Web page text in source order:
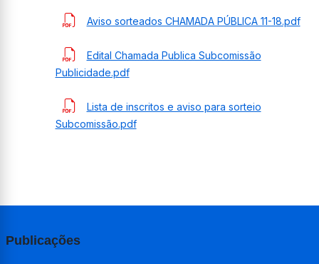
Aviso sorteados CHAMADA PÚBLICA 11-18.pdf
Edital Chamada Publica Subcomissão
Publicidade.pdf
Lista de inscritos e aviso para sorteio
Subcomissão.pdf
Publicações